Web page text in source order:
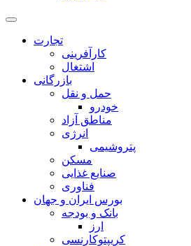
تجارت
کارآفرینی
اشتغال
بازرگانی
حمل و نقل
خودرو
مناطق آزاد
انرژی
پتروشیمی
مسکن
صنایع غذایی
فناوری
بورس ایران و جهان
بانک و بودجه
ارز
کریپتوکارنسی